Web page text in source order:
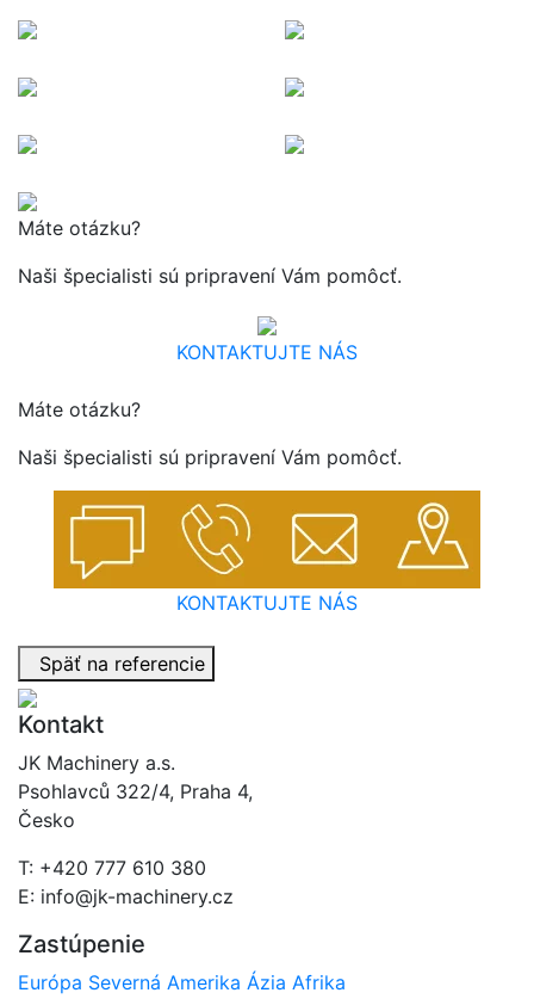
Máte otázku?
Naši špecialisti sú pripravení Vám pomôcť.
KONTAKTUJTE NÁS
Máte otázku?
Naši špecialisti sú pripravení Vám pomôcť.
KONTAKTUJTE NÁS
Späť na referencie
Kontakt
JK Machinery a.s.
Psohlavců 322/4, Praha 4,
Česko
T: +420 777 610 380
E: info@jk-machinery.cz
Zastúpenie
Európa Severná Amerika Ázia Afrika